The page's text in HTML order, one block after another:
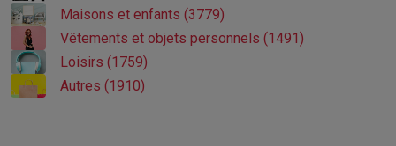
Maisons et enfants (3779)
Vêtements et objets personnels (1491)
Loisirs (1759)
Autres (1910)